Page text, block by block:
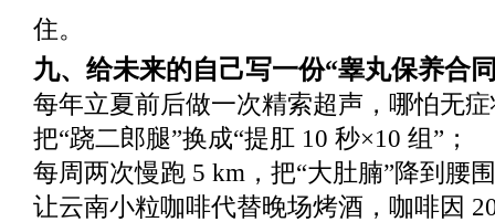
住。
九、给未来的自己写一份“睾丸保养合
每年立夏前后做一次精索超声，哪怕无
把“跷二郎腿”换成“提肛 10 秒×10 组”；
每周两次慢跑 5 km，把“大肚腩”降到腰
让云南小粒咖啡代替晚场烤酒，咖啡因